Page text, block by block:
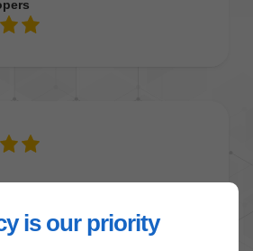
is our priority